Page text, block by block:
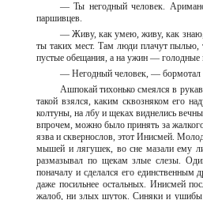
— Ты негодный человек.
паршивцев.
— Живу, как умею, живу, как
ты таких мест. Там люди плачут
пустые обещания, а на ужин — голодные
— Негодный человек, — бормотал
Ашпокай тихонько смеялся в
такой взялся, каким сквозняком его
колтуны, на лбу и щеках виднелись
впрочем, можно было принять за
язва и сквернослов, этот Инисмей.
мышей и лягушек, во сне мазали ему
размазывал по щекам злые слезы.
поначалу и сделался его единственным
даже посильнее остальных. Инисмей
жалоб, ни злых шуток. Синяки и ушибы